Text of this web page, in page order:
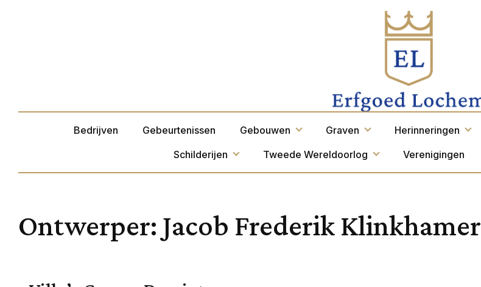
Bedrijven Gebeurtenissen Gebouwen Graven Herinneringen
Schilderijen
Tweede Wereldoorlog Verenigingen
Ontwerper: Jacob Frederik Klinkhamer